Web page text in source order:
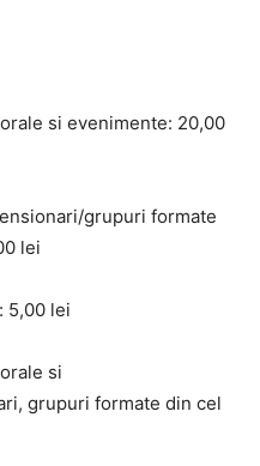
si evenimente: 20,00
grupuri formate
lei
5,00 lei
si
grupuri formate din cel